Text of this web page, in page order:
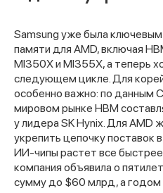
Samsung уже была
памяти для AMD, включая
MI350X и MI355X, а теперь
следующем цикле. Для
особенно важно: по данным
мировом рынке HBM
у лидера SK Hynix. Для AMD
укрепить цепочку поставок
ИИ-чипы растет все
компания объявила о
сумму до $60 млрд, а годом